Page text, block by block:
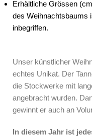
Erhältliche Grössen
des Weihnachtsbaums
inbegriffen.
Unser künstlicher
echtes Unikat. Der
die Stockwerke mit
angebracht wurden.
gewinnt er auch an
In diesem Jahr ist